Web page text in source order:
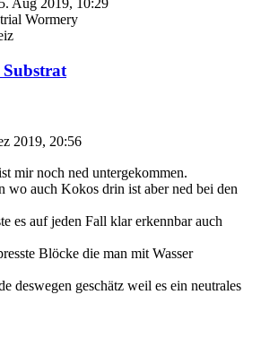
Aug 2019, 10:29
Wormery
Substrat
2019, 20:56
mir noch ned untergekommen.
wo auch Kokos drin ist aber ned bei den
es auf jeden Fall klar erkennbar auch
Blöcke die man mit Wasser
deswegen geschätz weil es ein neutrales